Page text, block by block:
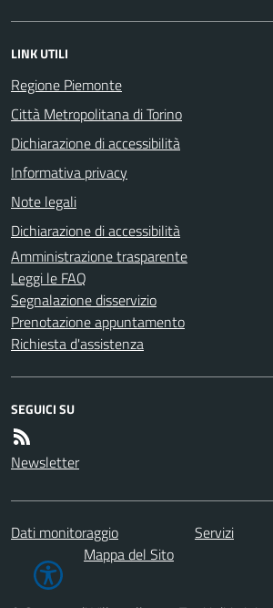
LINK UTILI
Regione Piemonte
Città Metropolitana di Torino
Dichiarazione di accessibilità
Informativa privacy
Note legali
Dichiarazione di accessibilità
Amministrazione trasparente
Leggi le FAQ
Segnalazione disservizio
Prenotazione appuntamento
Richiesta d'assistenza
SEGUICI SU
Newsletter
Dati monitoraggio Servizi
Mappa del Sito